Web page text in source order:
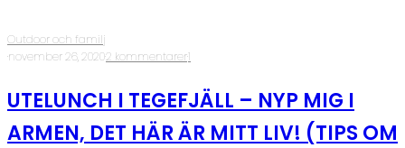
Outdoor och familj
·november 26, 2020·2 kommentarer·1
UTELUNCH I TEGEFJÄLL – NYP MIG I
ARMEN, DET HÄR ÄR MITT LIV! (TIPS OM